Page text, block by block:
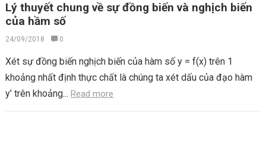
Lý thuyết chung về sự đồng biến và nghịch biến
của hầm số
24/09/2018 0
Xét sự đồng biến nghịch biến của hàm số y = f(x) trên 1
khoảng nhất định thực chất là chúng ta xét dấu của đạo hàm
y’ trên khoảng... Read more